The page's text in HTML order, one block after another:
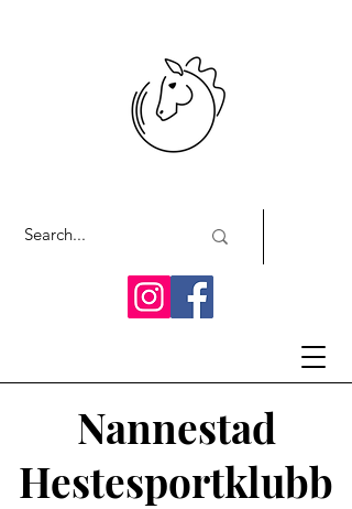
Nannestad
Hestesportklubb